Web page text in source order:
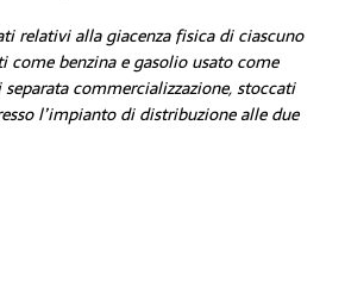
relativi alla giacenza fisica di ciascuno
benzina e gasolio usato come
commercializzazione, stoccati
l’impianto di distribuzione alle due